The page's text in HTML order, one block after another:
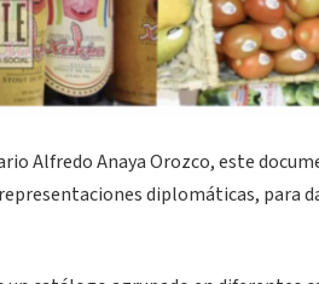
Alfredo Anaya Orozco, este
diplomáticas, para